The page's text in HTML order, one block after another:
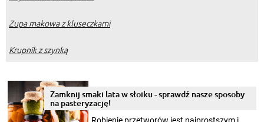
Zupa makowa z kluseczkami
Krupnik z szynką
Zamknij smaki lata w słoiku - sprawdź nasze sposoby
na pasteryzację!